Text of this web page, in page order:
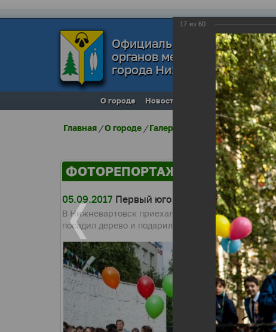
Официальный сайт
органов местного
города Нижневартовска
О городе Новости Местное
Главная /О городе /Галерея города /
ФОТОРЕПОРТАЖИ
05.09.2017 Первый югорский космонавт
В Нижневартовск приехал первый югорский
посадил дерево и подарил подарок родной школе
17 из 60